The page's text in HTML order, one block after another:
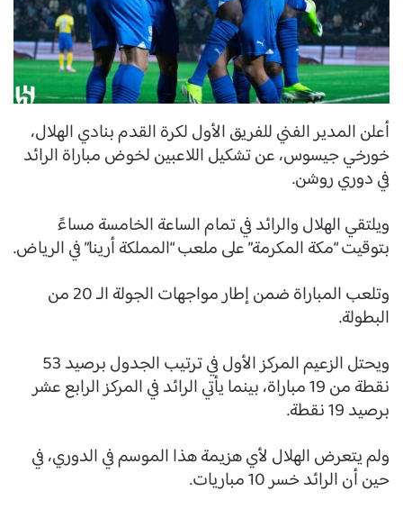
أعلن المدير الفني للفريق الأول لكرة القدم بنادي الهلال،
خورخي جيسوس، عن تشكيل اللاعبين لخوض مباراة الرائد
في دوري روشن.
ويلتقي الهلال والرائد في تمام الساعة الخامسة مساءً
بتوقيت “مكة المكرمة” على ملعب “المملكة أرينا” في الرياض.
وتلعب المباراة ضمن إطار مواجهات الجولة الـ 20 من
البطولة.
ويحتل الزعيم المركز الأول في ترتيب الجدول برصيد 53
نقطة من 19 مباراة، بينما يأتي الرائد في المركز الرابع عشر
برصيد 19 نقطة.
ولم يتعرض الهلال لأي هزيمة هذا الموسم في الدوري، في
حين أن الرائد خسر 10 مباريات.